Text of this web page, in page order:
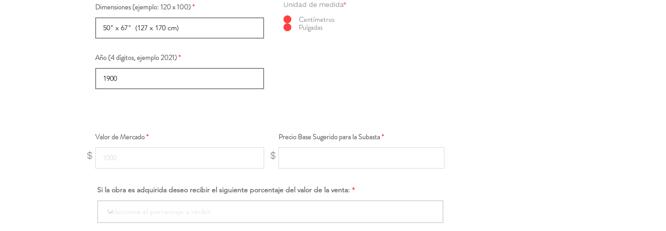
Dimensiones (ejemplo: 120 x 100) Unidad de medida*
Centímetros
Pulgadas
Año (4 dígitos, ejemplo 2021)
$
Valor de Mercado
$
Precio Base Sugerido para la Subasta
Si la obra es adquirida deseo recibir el siguiente porcentaje del valor de la venta: